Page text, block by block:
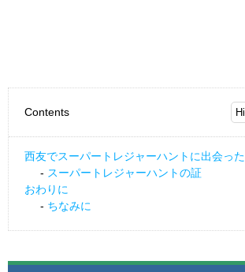
Contents
西友でスーパートレジャーハントに出会った
スーパートレジャーハントの証
おわりに
ちなみに